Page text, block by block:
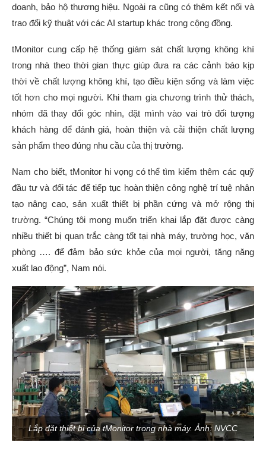
doanh, bảo hộ thương hiệu. Ngoài ra cũng có thêm kết nối và
trao đổi kỹ thuật với các AI startup khác trong cộng đồng.
tMonitor cung cấp hệ thống giám sát chất lượng không khí
trong nhà theo thời gian thực giúp đưa ra các cảnh báo kịp
thời về chất lượng không khí, tạo điều kiện sống và làm việc
tốt hơn cho mọi người. Khi tham gia chương trình thử thách,
nhóm đã thay đổi góc nhìn, đặt mình vào vai trò đối tượng
khách hàng để đánh giá, hoàn thiện và cải thiện chất lượng
sản phẩm theo đúng nhu cầu của thị trường.
Nam cho biết, tMonitor hi vọng có thể tìm kiếm thêm các quỹ
đầu tư và đối tác để tiếp tục hoàn thiện công nghệ trí tuệ nhân
tạo nâng cao, sản xuất thiết bị phần cứng và mở rộng thị
trường. “Chúng tôi mong muốn triển khai lắp đặt được càng
nhiều thiết bị quan trắc càng tốt tại nhà máy, trường học, văn
phòng …. để đảm bảo sức khỏe của mọi người, tăng năng
xuất lao động”, Nam nói.
Lắp đặt thiết bị của tMonitor trong nhà máy. Ảnh: NVCC